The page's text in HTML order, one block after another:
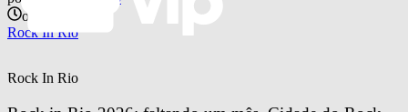
ontem
Rock In Rio
Rock In Rio